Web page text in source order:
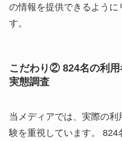
の情報を提供できるように
す。
こだわり② 824名の利用
実態調査
当メディアでは、実際の
験を重視しています。 824